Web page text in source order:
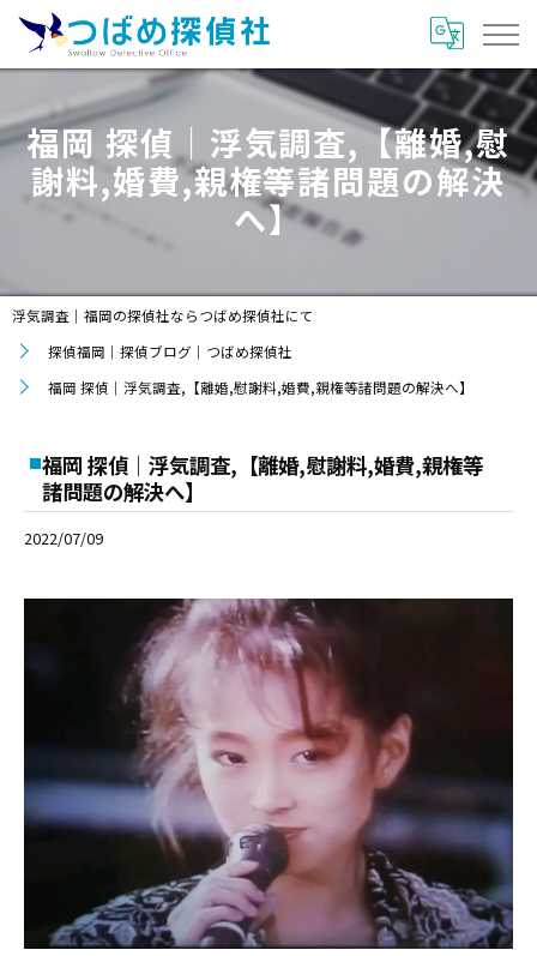
福岡 探偵｜浮気調査,【離婚,慰
謝料,婚費,親権等諸問題の解決
へ】
浮気調査｜福岡の探偵社ならつばめ探偵社にて
探偵福岡｜探偵ブログ｜つばめ探偵社
福岡 探偵｜浮気調査,【離婚,慰謝料,婚費,親権等諸問題の解決へ】
福岡 探偵｜浮気調査,【離婚,慰謝料,婚費,親権等
諸問題の解決へ】
2022/07/09